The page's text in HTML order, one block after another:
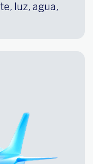
luz, agua,